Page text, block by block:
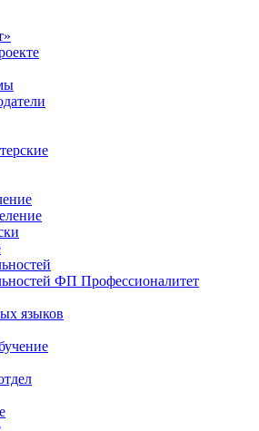
ФП Профессионалитет
языков